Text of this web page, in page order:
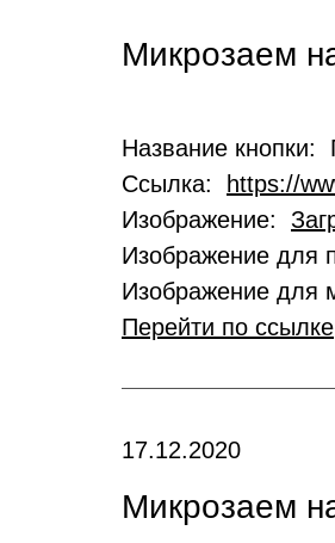
Микрозаем
Название кнопки:
Ссылка:
https://
Изображение:
Изображение для
Изображение для
Перейти по ссылке
17.12.2020
Микрозаем